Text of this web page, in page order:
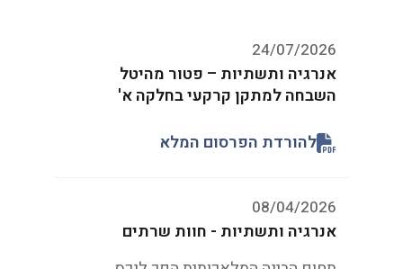
24/07/2026
אנרגיה ותשתיות – פטור מהיטל
השבחה למתקן קרקעי בחלקה א'
להורדת הפרסום המלא
08/04/2026
אנרגיה ותשתיות - חוות שרתים